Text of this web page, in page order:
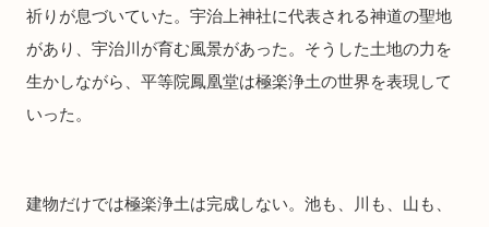
祈りが息づいていた。宇治上神社に代表される神道の聖地
があり、宇治川が育む風景があった。そうした土地の力を
生かしながら、平等院鳳凰堂は極楽浄土の世界を表現して
いった。
建物だけでは極楽浄土は完成しない。池も、川も、山も、